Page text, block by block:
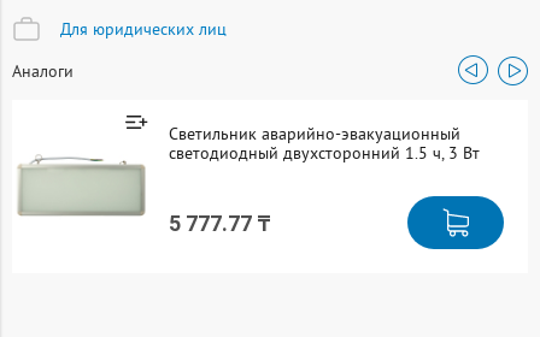
Для юридических лиц
Аналоги
Светильник аварийно-эвакуационный
светодиодный двухсторонний 1.5 ч, 3 Вт
5 777.77 ₸